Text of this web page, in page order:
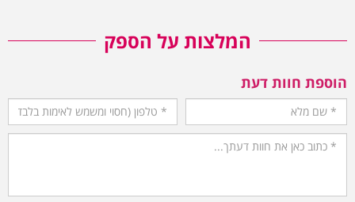
המלצות על הספק
הוספת חוות דעת